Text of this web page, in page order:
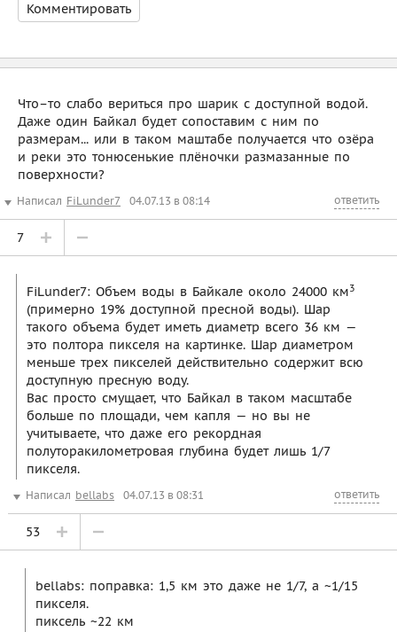
Комментировать
Что–то слабо вериться про шарик с доступной водой.
Даже один Байкал будет сопоставим с ним по
размерам... или в таком маштабе получается что озёра
и реки это тонюсенькие плёночки размазанные по
поверхности?
Написал FiLunder7 04.07.13 в 08:14 ответить
7
FiLunder7: Объем воды в Байкале около 24000 км3
(примерно 19% доступной пресной воды). Шар
такого объема будет иметь диаметр всего 36 км —
это полтора пикселя на картинке. Шар диаметром
меньше трех пикселей действительно содержит всю
доступную пресную воду.
Вас просто смущает, что Байкал в таком масштабе
больше по площади, чем капля — но вы не
учитываете, что даже его рекордная
полуторакилометровая глубина будет лишь 1/7
пикселя.
Написал bellabs 04.07.13 в 08:31 ответить
53
bellabs: поправка: 1,5 км это даже не 1/7, а ~1/15
пикселя.
пиксель ~22 км